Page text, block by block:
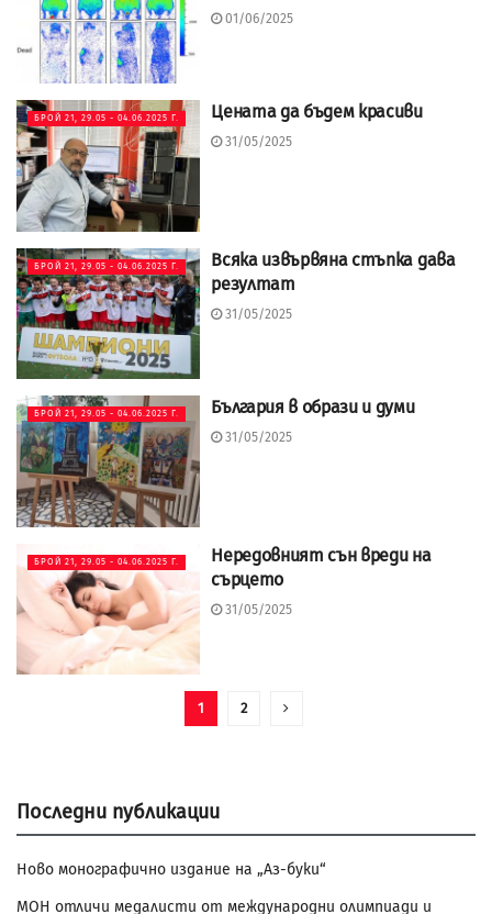
01/06/2025
БРОЙ 21, 29.05 - 04.06.2025 Г. Цената да бъдем красиви
31/05/2025
БРОЙ 21, 29.05 - 04.06.2025 Г.
Всяка извървяна стъпка дава
резултат
31/05/2025
БРОЙ 21, 29.05 - 04.06.2025 Г. България в образи и думи
31/05/2025
БРОЙ 21, 29.05 - 04.06.2025 Г.
Нередовният сън вреди на
сърцето
31/05/2025
1 2
Последни публикации
Ново монографично издание на „Аз-буки“
МОН отличи медалисти от международни олимпиади и